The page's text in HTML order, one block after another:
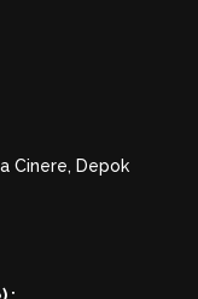
Cinere, Depok